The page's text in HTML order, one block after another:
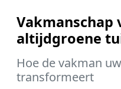
Vakmanschap
altijdgroene
Hoe de vakman
transformeert